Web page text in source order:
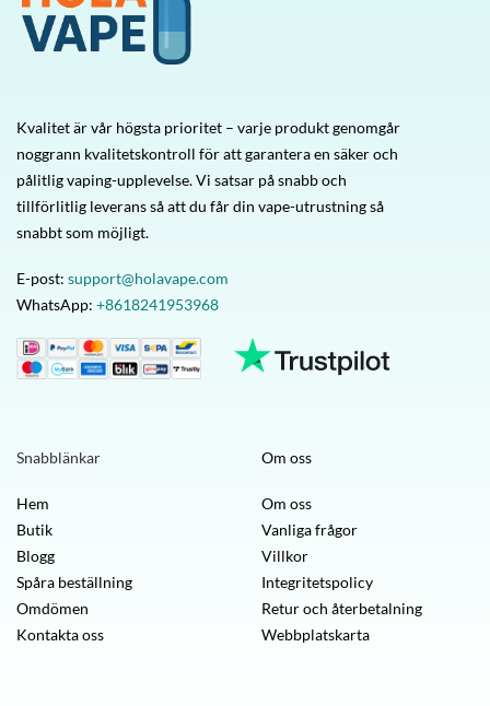
Kvalitet är vår högsta prioritet – varje produkt genomgår
noggrann kvalitetskontroll för att garantera en säker och
pålitlig vaping-upplevelse. Vi satsar på snabb och
tillförlitlig leverans så att du får din vape-utrustning så
snabbt som möjligt.
E-post: support@holavape.com
WhatsApp: +8618241953968
Snabblänkar
Hem
Butik
Blogg
Spåra beställning
Omdömen
Kontakta oss
Om oss
Om oss
Vanliga frågor
Villkor
Integritetspolicy
Retur och återbetalning
Webbplatskarta